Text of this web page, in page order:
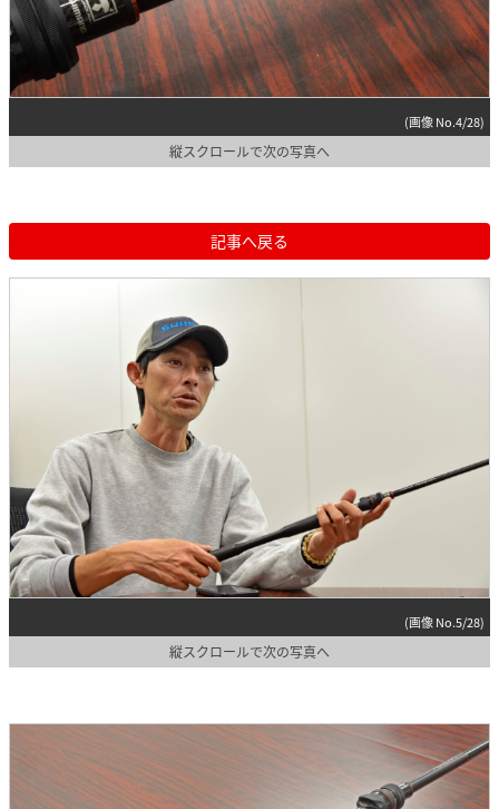
(画像 No.4/28)
縦スクロールで次の写真へ
記事へ戻る
(画像 No.5/28)
縦スクロールで次の写真へ